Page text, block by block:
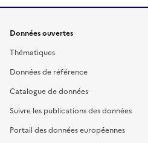
Données ouvertes
Thématiques
Données de référence
Catalogue de données
Suivre les publications des données
Portail des données européennes